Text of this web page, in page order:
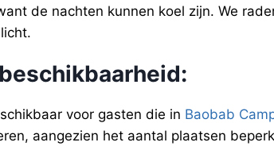
de nachten kunnen koel zijn. We
:
voor gasten die in Baobab
aangezien het aantal plaatsen